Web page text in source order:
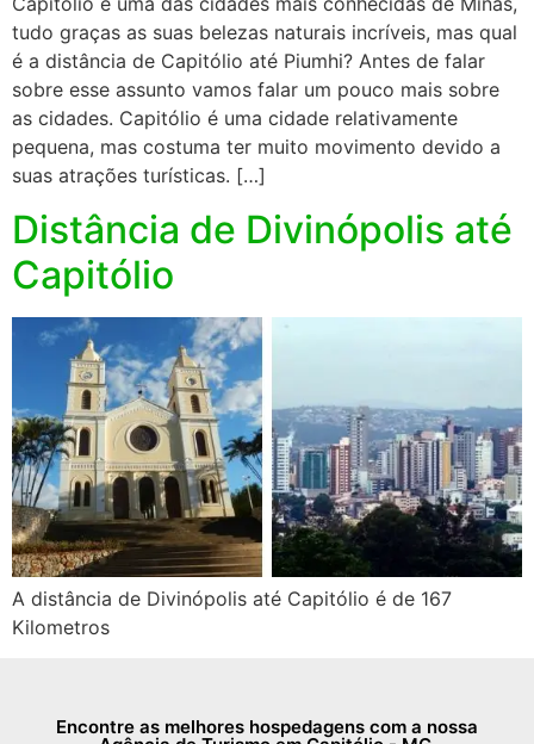
tudo graças as suas belezas naturais incríveis, mas qual
é a distância de Capitólio até Piumhi? Antes de falar
sobre esse assunto vamos falar um pouco mais sobre
as cidades. Capitólio é uma cidade relativamente
pequena, mas costuma ter muito movimento devido a
suas atrações turísticas. […]
Distância de Divinópolis até
Capitólio
A distância de Divinópolis até Capitólio é de 167
Kilometros
Encontre as melhores hospedagens com a nossa